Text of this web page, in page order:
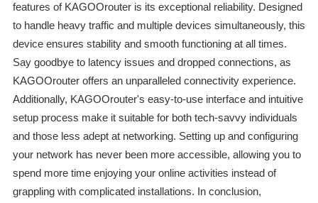
features of KAGOOrouter is its exceptional reliability. Designed
to handle heavy traffic and multiple devices simultaneously, this
device ensures stability and smooth functioning at all times.
Say goodbye to latency issues and dropped connections, as
KAGOOrouter offers an unparalleled connectivity experience.
Additionally, KAGOOrouter's easy-to-use interface and intuitive
setup process make it suitable for both tech-savvy individuals
and those less adept at networking. Setting up and configuring
your network has never been more accessible, allowing you to
spend more time enjoying your online activities instead of
grappling with complicated installations. In conclusion,